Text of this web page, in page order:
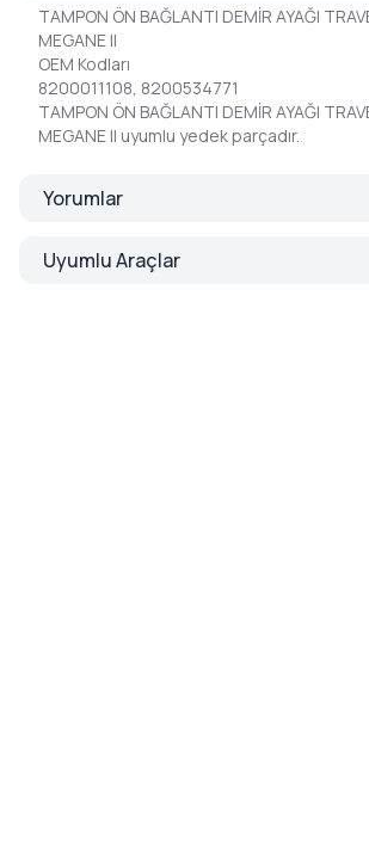
TAMPON ÖN BAĞLANTI DEMİR AYAĞI
MEGANE II
OEM Kodları
8200011108, 8200534771
TAMPON ÖN BAĞLANTI DEMİR AYAĞI
MEGANE II uyumlu yedek parçadır.
Yorumlar
Uyumlu Araçlar